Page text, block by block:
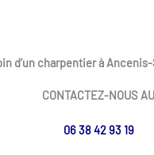
d’un charpentier à
CONTACTEZ-NOUS AU
06 38 42 93 19